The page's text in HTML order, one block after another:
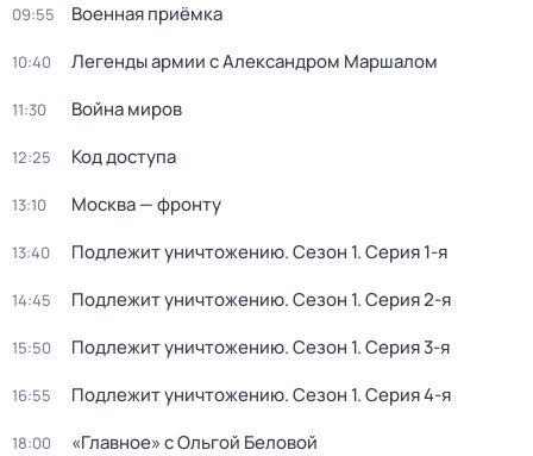
09:55 Военная приёмка
10:40 Легенды армии с Александром Маршалом
11:30 Война миров
12:25 Код доступа
13:10 Москва — фронту
13:40 Подлежит уничтожению. Сезон 1. Серия 1-я
14:45 Подлежит уничтожению. Сезон 1. Серия 2-я
15:50 Подлежит уничтожению. Сезон 1. Серия 3-я
16:55 Подлежит уничтожению. Сезон 1. Серия 4-я
18:00 «Главноe» c Ольгой Беловой